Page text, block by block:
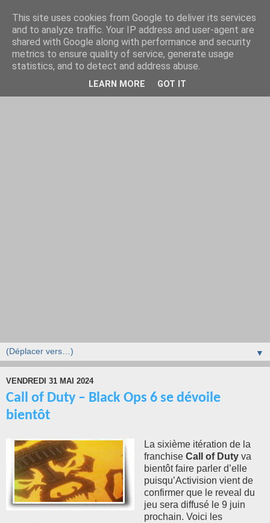
▼
VENDREDI 31 MAI 2024
Call of Duty – Black Ops 6 se dévoile
bientôt
La sixième itération de la
franchise Call of Dutyva
bientôt faire parler d’elle
puisqu’Activision vient de
confirmer que le reveal du
jeu sera diffusé le 9 juin
prochain. Voici les
This site uses cookies from Google to deliver its services
and to analyze traffic. Your IP address and user-agent are
shared with Google along with performance and security
metrics to ensure quality of service, generate usage
statistics, and to detect and address abuse.
LEARN MORE GOT IT